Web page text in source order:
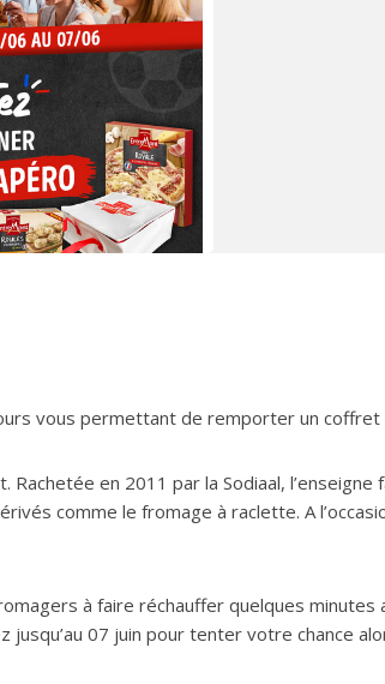
vous permettant de remporter un coffret
en 2011 par la Sodiaal, l’enseigne
comme le fromage à raclette. A
à faire réchauffer quelques minutes
07 juin pour tenter votre chance